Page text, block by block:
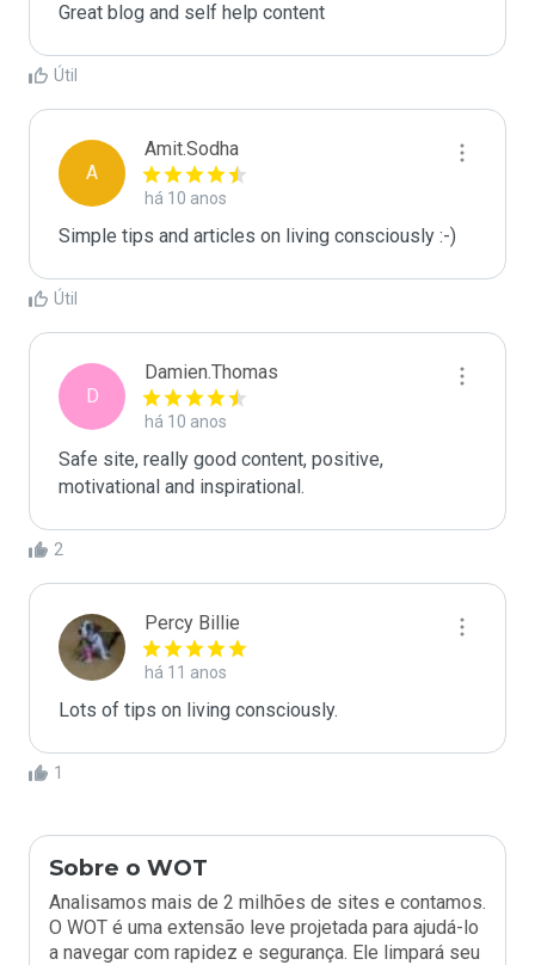
Great blog and self help content
Útil
A
Amit.Sodha
há 10 anos
Simple tips and articles on living consciously :-)
Útil
D
Damien.Thomas
há 10 anos
Safe site, really good content, positive,
motivational and inspirational.
2
Percy Billie
há 11 anos
Lots of tips on living consciously.
1
Sobre o WOT
Analisamos mais de 2 milhões de sites e contamos.
O WOT é uma extensão leve projetada para ajudá-lo
a navegar com rapidez e segurança. Ele limpará seu